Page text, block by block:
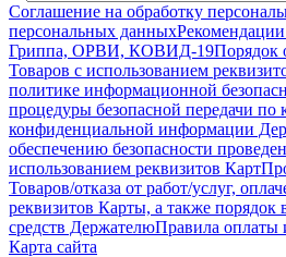
Соглашение на обработку
персональных данных
Гриппа, ОРВИ, КОВИД-19Порядок
Товаров с использованием
политике информационной
процедуры безопасной передачи по
конфиденциальной информации
обеспечению безопасности
использованием реквизитов Карт
Товаров/отказа от работ/услуг,
реквизитов Карты, а также порядок
средств ДержателюПравила оплаты
Карта сайта